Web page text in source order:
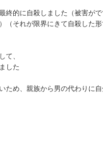
終的に自殺しました（被害が
（それが限界にきて自殺した形
て、
した
ため、親族から男の代わりに